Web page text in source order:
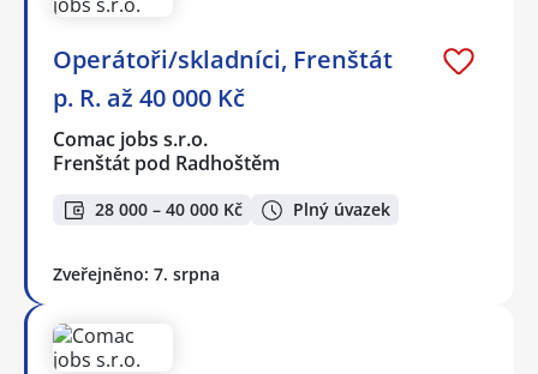
Operátoři/skladníci, Frenštát
p. R. až 40 000 Kč
Comac jobs s.r.o.
Frenštát pod Radhoštěm
28 000 – 40 000 Kč Plný úvazek
Zveřejněno: 7. srpna